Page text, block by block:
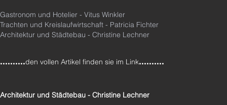
Gastronom und Hotelier - Vitus Winkler
Trachten und Kreislaufwirtschaft - Patricia Fichter
Architektur und Städtebau - Christine Lechner
..........den vollen Artikel finden sie im Link..........
Architektur und Städtebau - Christine Lechner